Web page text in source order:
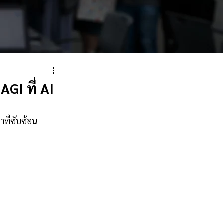
ที่ AI
าที่ซับซ้อน